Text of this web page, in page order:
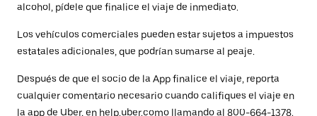
alcohol, pídele que finalice el viaje de inmediato.
Los vehículos comerciales pueden estar sujetos a impuestos
estatales adicionales, que podrían sumarse al peaje.
Después de que el socio de la App finalice el viaje, reporta
cualquier comentario necesario cuando califiques el viaje en
la app de Uber, en help.uber.como llamando al 800-664-1378.